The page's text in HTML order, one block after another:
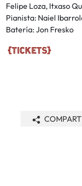
Felipe Loza, Itxaso
Pianista: Naiel
Batería: Jon Fresko